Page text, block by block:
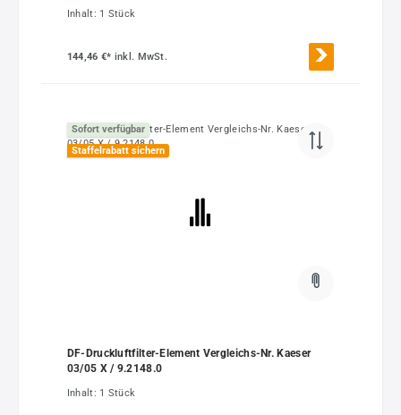
Inhalt: 1 Stück
144,46 €* inkl. MwSt.
Sofort verfügbar
Staffelrabatt sichern
DF-Druckluftfilter-Element Vergleichs-Nr. Kaeser
03/05 X / 9.2148.0
Inhalt: 1 Stück